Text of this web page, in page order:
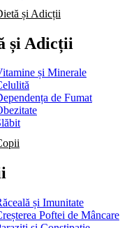
și Adicții
și Adicții
și Minerale
de Fumat
și Imunitate
Poftei de Mâncare